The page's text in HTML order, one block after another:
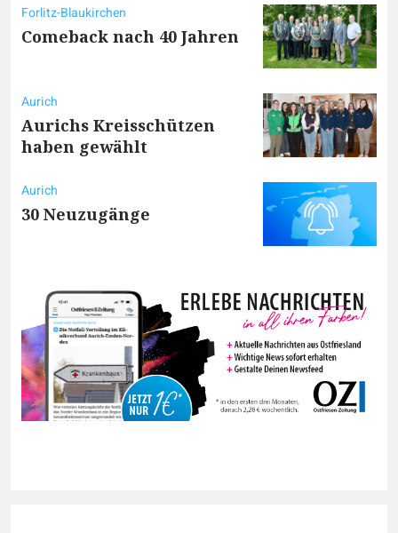
Forlitz-Blaukirchen
Comeback nach 40 Jahren
Aurich
Aurichs Kreisschützen
haben gewählt
Aurich
30 Neuzugänge